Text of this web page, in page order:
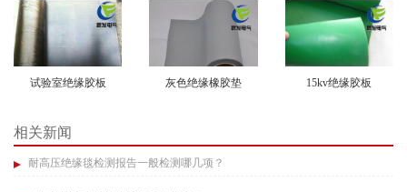
试验室绝缘胶板 灰色绝缘橡胶垫 15kv绝缘胶板
相关新闻
耐高压绝缘毯检测报告一般检测哪几项？